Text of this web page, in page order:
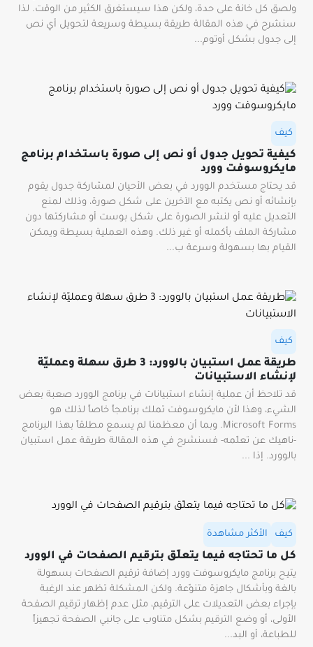
ولصق كل خانة على حدة، ولكن هذا سيستغرق الكثير من الوقت. لذا
سنشرح في هذه المقالة طريقة بسيطة وسريعة لتحويل أي نص
إلى جدول بشكل أوتوم...
كيف
كيفية تحويل جدول أو نص إلى صورة باستخدام برنامج
مايكروسوفت وورد
قد يحتاج مستخدم الوورد في بعض الأحيان لمشاركة جدول يقوم
بإنشائه أو نص يكتبه مع الآخرين على شكل صورة، وذلك لمنع
التعديل عليه أو لنشر الصورة على شكل بوست أو مشاركتها دون
مشاركة الملف بأكمله أو غير ذلك. وهذه العملية بسيطة ويمكن
القيام بها بسهولة وسرعة ب...
كيف
طريقة عمل استبيان بالوورد: 3 طرق سهلة وعمليّة
لإنشاء الاستبيانات
قد تلاحظ أن عملية إنشاء استبيانات في برنامج الوورد صعبة بعض
الشيء، وهذا لأن مايكروسوفت تملك برنامجاً خاصاً لذلك هو
Microsoft Forms. وبما أن معظمنا لم يسمع مطلقاً بهذا البرنامج
-ناهيك عن تعلّمه- فسنشرح في هذه المقالة طريقة عمل استبيان
بالوورد. إذا ...
كيف الأكثر مشاهدة
كل ما تحتاجه فيما يتعلّق بترقيم الصفحات في الوورد
يتيح برنامج مايكروسوفت وورد إضافة ترقيم الصفحات بسهولة
بالغة وبأشكال جاهزة متنوّعة. ولكن المشكلة تظهر عند الرغبة
بإجراء بعض التعديلات على الترقيم، مثل عدم إظهار ترقيم الصفحة
الأولى، أو وضع الترقيم بشكل متناوب على جانبي الصفحة تجهيزاً
للطباعة، أو البد...